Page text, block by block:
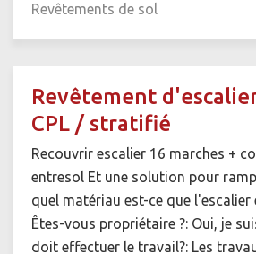
Revêtements de sol
Revêtement
CPL / stratifié
Recouvrir escalier 16 marches +
entresol Et une solution pour
quel matériau est-ce que l'escalier
Êtes-vous propriétaire ?: Oui, je
doit effectuer le travail?: Les